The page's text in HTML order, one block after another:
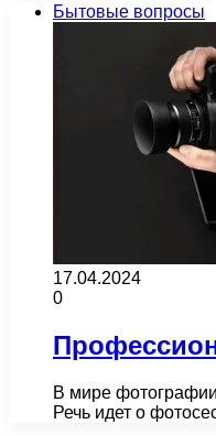
Бытовые вопросы
17.04.2024
0
В мире фотографии
Речь идет о